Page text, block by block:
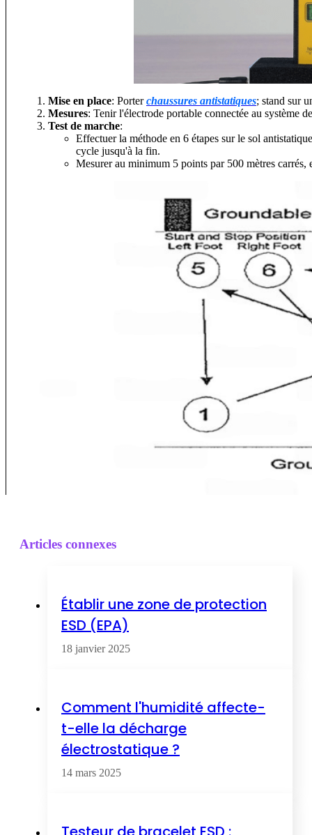
Mise en place: Porterchaussures antistatiques; stand sur
Mesures: Tenir l'électrode portable connectée au système
Test de marche:
Effectuer la méthode en 6 étapes sur le sol
cycle jusqu'à la fin.
Mesurer au minimum 5 points par 500 mètres
Articles connexes
Établir une zone de protection
ESD (EPA)
18 janvier 2025
Comment l'humidité affecte-
t-elle la décharge
électrostatique ?
14 mars 2025